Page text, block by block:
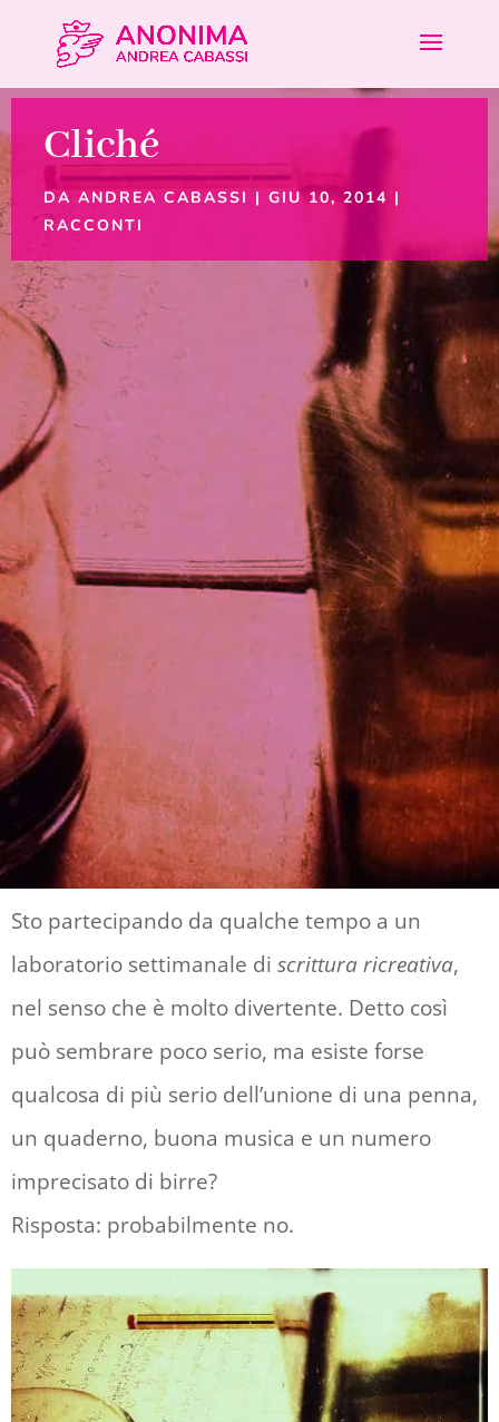
Cliché
DA ANDREA CABASSI | GIU 10, 2014 |
RACCONTI
Sto partecipando da qualche tempo a un
laboratorio settimanale di scrittura ricreativa,
nel senso che è molto divertente. Detto così
può sembrare poco serio, ma esiste forse
qualcosa di più serio dell’unione di una penna,
un quaderno, buona musica e un numero
imprecisato di birre?
Risposta: probabilmente no.